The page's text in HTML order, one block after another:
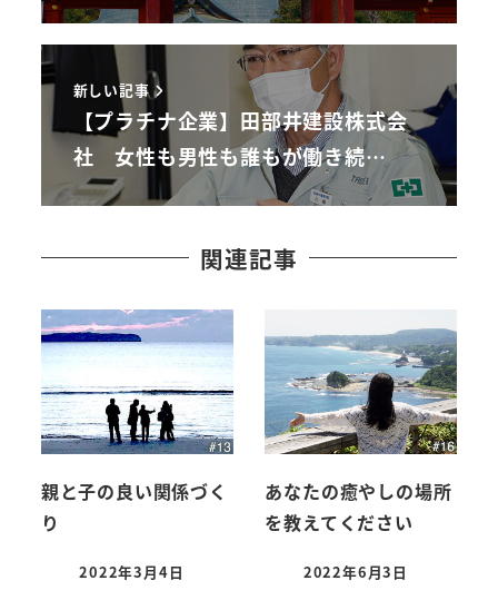
新しい記事
【プラチナ企業】田部井建設株式会
社 女性も男性も誰もが働き続…
関連記事
親と子の良い関係づく
り
2022年3月4日
あなたの癒やしの場所
を教えてください
2022年6月3日